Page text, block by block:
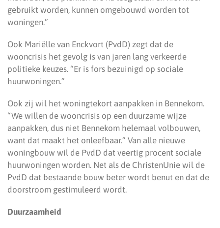
gebruikt worden, kunnen omgebouwd worden tot
woningen.”
Ook Mariëlle van Enckvort (PvdD) zegt dat de
wooncrisis het gevolg is van jaren lang verkeerde
politieke keuzes. “Er is fors bezuinigd op sociale
huurwoningen.”
Ook zij wil het woningtekort aanpakken in Bennekom.
“We willen de wooncrisis op een duurzame wijze
aanpakken, dus niet Bennekom helemaal volbouwen,
want dat maakt het onleefbaar.” Van alle nieuwe
woningbouw wil de PvdD dat veertig procent sociale
huurwoningen worden. Net als de ChristenUnie wil de
PvdD dat bestaande bouw beter wordt benut en dat de
doorstroom gestimuleerd wordt.
Duurzaamheid